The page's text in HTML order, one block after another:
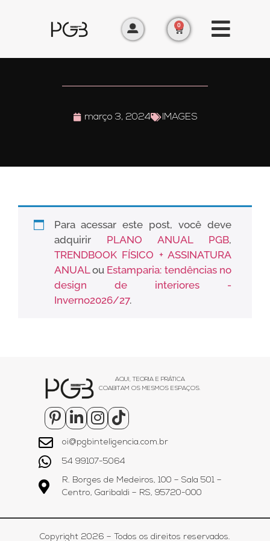
0
março 3, 2024 IMAGES
Para acessar este post, você deve
adquirir PLANO ANUAL PGB,
TRENDBOOK FÍSICO + ASSINATURA
ANUALou Estamparia: tendências no
design de interiores -
Inverno2026/27.
AQUI, TEORIA E PRÁTICA
COABITAM OS MESMOS ESPAÇOS.
oi@pgbinteligencia.com.br
54 99107-5064
R. Borges de Medeiros, 100 – Sala 501 –
Centro, Garibaldi – RS, 95720-000
Copyright 2026 – Todos os direitos reservados.